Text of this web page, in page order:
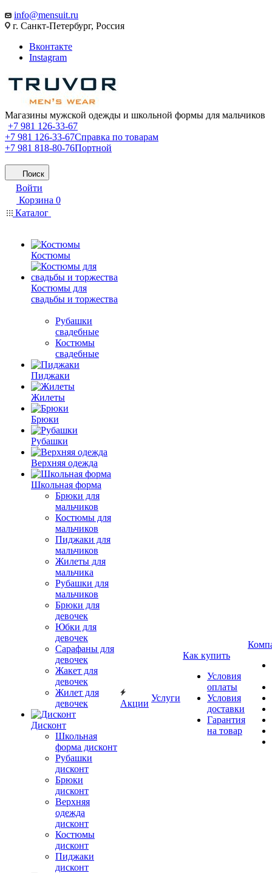
info@mensuit.ru
г. Санкт-Петербург, Россия
Вконтакте
Instagram
Магазины мужской одежды и школьной формы для мальчиков
+7 981 126-33-67
+7 981 126-33-67Справка по товарам
+7 981 818-80-76Портной
Поиск
Войти
Корзина 0
Каталог
Костюмы
Костюмы для
свадьбы и торжества
Рубашки
свадебные
Костюмы
свадебные
Пиджаки
Жилеты
Брюки
Рубашки
Верхняя одежда
Школьная форма
Брюки для
мальчиков
Костюмы для
мальчиков
Пиджаки для
мальчиков
Жилеты для
мальчика
Рубашки для
мальчиков
Брюки для
девочек
Юбки для
девочек
Сарафаны для
девочек
Жакет для
девочек
Жилет для
девочек
Дисконт
Школьная
форма дисконт
Рубашки
дисконт
Брюки
дисконт
Верхняя
одежда
дисконт
Костюмы
дисконт
Пиджаки
дисконт
Акции
Услуги
Как купить
Условия
оплаты
Условия
доставки
Гарантия
на товар